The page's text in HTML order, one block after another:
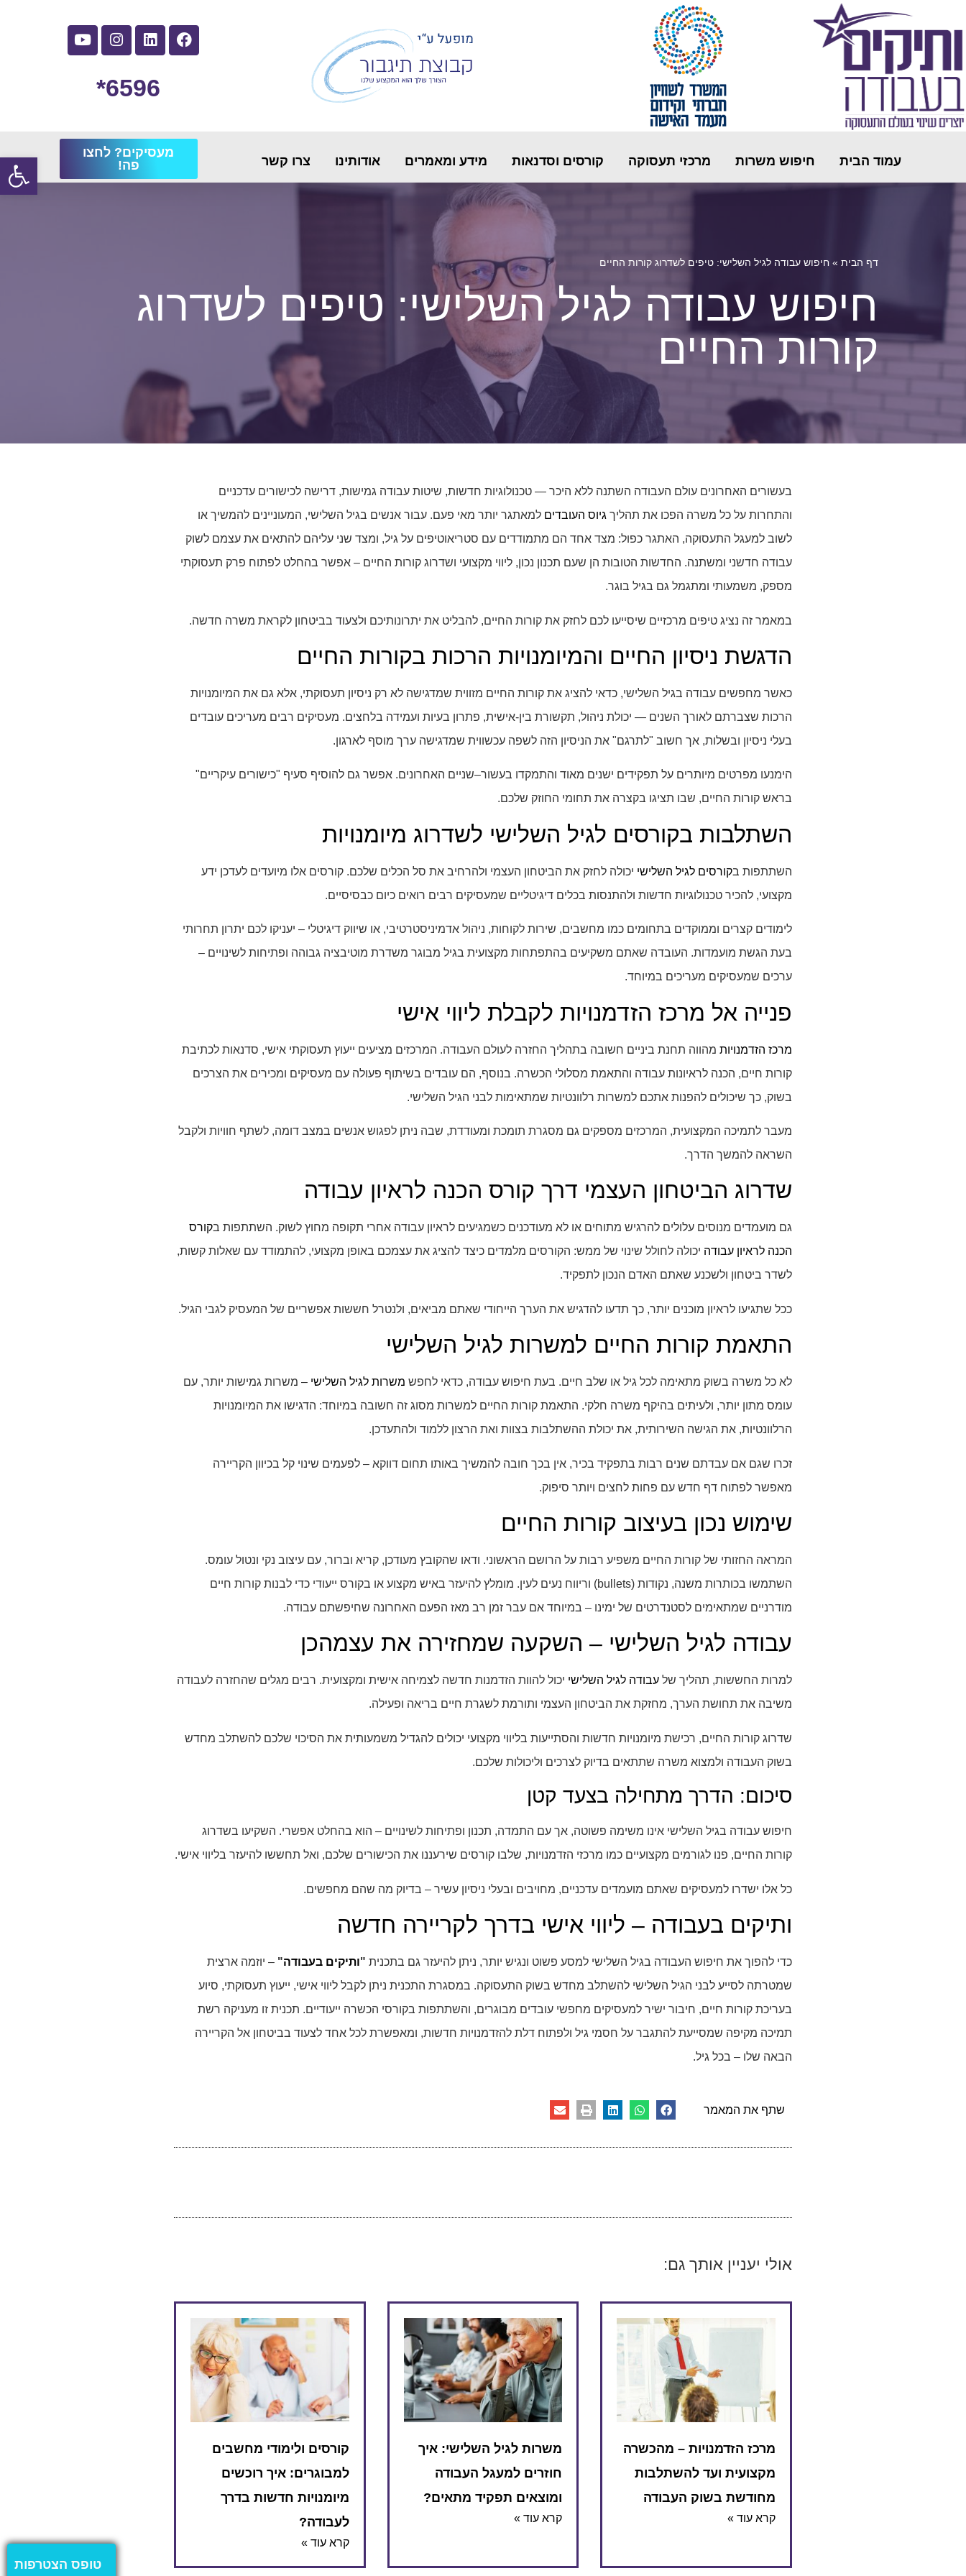
6596*
עמוד הבית חיפוש משרות מרכזי תעסוקה קורסים וסדנאות מידע ומאמרים אודותינו צרו קשר
מעסיקים? לחצו
פה!
דף הבית » חיפוש עבודה לגיל השלישי: טיפים לשדרוג קורות החיים
חיפוש עבודה לגיל השלישי: טיפים לשדרוג
קורות החיים
בעשורים האחרונים עולם העבודה השתנה ללא היכר — טכנולוגיות חדשות, שיטות עבודה גמישות, דרישה לכישורים עדכניים
והתחרות על כל משרה הפכו את תהליך גיוס העובדים למאתגר יותר מאי פעם. עבור אנשים בגיל השלישי, המעוניינים להמשיך או
לשוב למעגל התעסוקה, האתגר כפול: מצד אחד הם מתמודדים עם סטריאוטיפים על גיל, ומצד שני עליהם להתאים את עצמם לשוק
עבודה חדשני ומשתנה. החדשות הטובות הן שעם תכנון נכון, ליווי מקצועי ושדרוג קורות החיים – אפשר בהחלט לפתוח פרק תעסוקתי
מספק, משמעותי ומתגמל גם בגיל בוגר.
במאמר זה נציג טיפים מרכזיים שיסייעו לכם לחזק את קורות החיים, להבליט את יתרונותיכם ולצעוד בביטחון לקראת משרה חדשה.
הדגשת ניסיון החיים והמיומנויות הרכות בקורות החיים
כאשר מחפשים עבודה בגיל השלישי, כדאי להציג את קורות החיים מזווית שמדגישה לא רק ניסיון תעסוקתי, אלא גם את המיומנויות
הרכות שצברתם לאורך השנים — יכולת ניהול, תקשורת בין-אישית, פתרון בעיות ועמידה בלחצים. מעסיקים רבים מעריכים עובדים
בעלי ניסיון ובשלות, אך חשוב "לתרגם" את הניסיון הזה לשפה עכשווית שמדגישה ערך מוסף לארגון.
הימנעו מפרטים מיותרים על תפקידים ישנים מאוד והתמקדו בעשור–שניים האחרונים. אפשר גם להוסיף סעיף "כישורים עיקריים"
בראש קורות החיים, שבו תציגו בקצרה את תחומי החוזק שלכם.
השתלבות בקורסים לגיל השלישי לשדרוג מיומנויות
השתתפות בקורסים לגיל השלישי יכולה לחזק את הביטחון העצמי ולהרחיב את סל הכלים שלכם. קורסים אלו מיועדים לעדכן ידע
מקצועי, להכיר טכנולוגיות חדשות ולהתנסות בכלים דיגיטליים שמעסיקים רבים רואים כיום כבסיסיים.
לימודים קצרים וממוקדים בתחומים כמו מחשבים, שירות לקוחות, ניהול אדמיניסטרטיבי, או שיווק דיגיטלי – יעניקו לכם יתרון תחרותי
בעת הגשת מועמדות. העובדה שאתם משקיעים בהתפתחות מקצועית בגיל מבוגר משדרת מוטיבציה גבוהה ופתיחות לשינויים –
ערכים שמעסיקים מעריכים במיוחד.
פנייה אל מרכז הזדמנויות לקבלת ליווי אישי
מרכז הזדמנויות מהווה תחנת ביניים חשובה בתהליך החזרה לעולם העבודה. המרכזים מציעים ייעוץ תעסוקתי אישי, סדנאות לכתיבת
קורות חיים, הכנה לראיונות עבודה והתאמת מסלולי הכשרה. בנוסף, הם עובדים בשיתוף פעולה עם מעסיקים ומכירים את הצרכים
בשוק, כך שיכולים להפנות אתכם למשרות רלוונטיות שמתאימות לבני הגיל השלישי.
מעבר לתמיכה המקצועית, המרכזים מספקים גם מסגרת תומכת ומעודדת, שבה ניתן לפגוש אנשים במצב דומה, לשתף חוויות ולקבל
השראה להמשך הדרך.
שדרוג הביטחון העצמי דרך קורס הכנה לראיון עבודה
גם מועמדים מנוסים עלולים להרגיש מתוחים או לא מעודכנים כשמגיעים לראיון עבודה אחרי תקופה מחוץ לשוק. השתתפות בקורס
הכנה לראיון עבודה יכולה לחולל שינוי של ממש: הקורסים מלמדים כיצד להציג את עצמכם באופן מקצועי, להתמודד עם שאלות קשות,
לשדר ביטחון ולשכנע שאתם האדם הנכון לתפקיד.
ככל שתגיעו לראיון מוכנים יותר, כך תדעו להדגיש את הערך הייחודי שאתם מביאים, ולנטרל חששות אפשריים של המעסיק לגבי הגיל.
התאמת קורות החיים למשרות לגיל השלישי
לא כל משרה בשוק מתאימה לכל גיל או שלב חיים. בעת חיפוש עבודה, כדאי לחפש משרות לגיל השלישי – משרות גמישות יותר, עם
עומס מתון יותר, ולעיתים בהיקף משרה חלקי. התאמת קורות החיים למשרות מסוג זה חשובה במיוחד: הדגישו את המיומנויות
הרלוונטיות, את הגישה השירותית, את יכולת ההשתלבות בצוות ואת הרצון ללמוד ולהתעדכן.
זכרו שגם אם עבדתם שנים רבות בתפקיד בכיר, אין בכך חובה להמשיך באותו תחום דווקא – לפעמים שינוי קל בכיוון הקריירה
מאפשר לפתוח דף חדש עם פחות לחצים ויותר סיפוק.
שימוש נכון בעיצוב קורות החיים
המראה החזותי של קורות החיים משפיע רבות על הרושם הראשוני. ודאו שהקובץ מעודכן, קריא וברור, עם עיצוב נקי ונטול עומס.
השתמשו בכותרות משנה, נקודות (bullets) וריווח נעים לעין. מומלץ להיעזר באיש מקצוע או בקורס ייעודי כדי לבנות קורות חיים
מודרניים שמתאימים לסטנדרטים של ימינו – במיוחד אם עבר זמן רב מאז הפעם האחרונה שחיפשתם עבודה.
עבודה לגיל השלישי – השקעה שמחזירה את עצמהכן
למרות החששות, תהליך של עבודה לגיל השלישי יכול להוות הזדמנות חדשה לצמיחה אישית ומקצועית. רבים מגלים שהחזרה לעבודה
משיבה את תחושת הערך, מחזקת את הביטחון העצמי ותורמת לשגרת חיים בריאה ופעילה.
שדרוג קורות החיים, רכישת מיומנויות חדשות והסתייעות בליווי מקצועי יכולים להגדיל משמעותית את הסיכוי שלכם להשתלב מחדש
בשוק העבודה ולמצוא משרה שתתאים בדיוק לצרכים וליכולות שלכם.
סיכום: הדרך מתחילה בצעד קטן
חיפוש עבודה בגיל השלישי אינו משימה פשוטה, אך עם התמדה, תכנון ופתיחות לשינויים – הוא בהחלט אפשרי. השקיעו בשדרוג
קורות החיים, פנו לגורמים מקצועיים כמו מרכזי הזדמנויות, שלבו קורסים שירעננו את הכישורים שלכם, ואל תחששו להיעזר בליווי אישי.
כל אלו ישדרו למעסיקים שאתם מועמדים עדכניים, מחויבים ובעלי ניסיון עשיר – בדיוק מה שהם מחפשים.
ותיקים בעבודה – ליווי אישי בדרך לקריירה חדשה
כדי להפוך את חיפוש העבודה בגיל השלישי למסע פשוט ונגיש יותר, ניתן להיעזר גם בתכנית "ותיקים בעבודה" – יוזמה ארצית
שמטרתה לסייע לבני הגיל השלישי להשתלב מחדש בשוק התעסוקה. במסגרת התכנית ניתן לקבל ליווי אישי, ייעוץ תעסוקתי, סיוע
בעריכת קורות חיים, חיבור ישיר למעסיקים מחפשי עובדים מבוגרים, והשתתפות בקורסי הכשרה ייעודיים. תכנית זו מעניקה רשת
תמיכה מקיפה שמסייעת להתגבר על חסמי גיל ולפתוח דלת להזדמנויות חדשות, ומאפשרת לכל אחד לצעוד בביטחון אל הקריירה
הבאה שלו – בכל גיל.
שתף את המאמר
אולי יעניין אותך גם:
מרכז הזדמנויות – מהכשרה
מקצועית ועד להשתלבות
מחודשת בשוק העבודה
קרא עוד »
משרות לגיל השלישי: איך
חוזרים למעגל העבודה
ומוצאים תפקיד מתאים?
קרא עוד »
קורסים ולימודי מחשבים
למבוגרים: איך רוכשים
מיומנויות חדשות בדרך
לעבודה?
קרא עוד »
טופס הצטרפות